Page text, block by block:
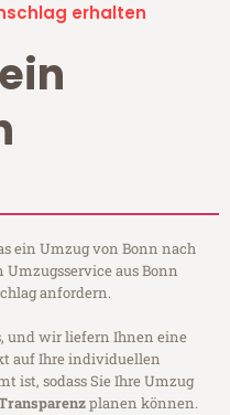
erhalten
ein Umzug von Bonn nach
aus Bonn
anfordern.
und wir liefern Ihnen eine
auf Ihre individuellen
ist, sodass Sie Ihre Umzug
planen können.